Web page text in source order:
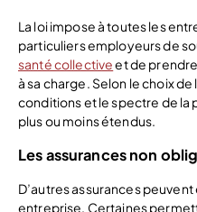
La loi impose à toutes les
particuliers employeurs de
santé collectiveet de
à sa charge. Selon le choix
conditions et le spectre de la
plus ou moins étendus.
Les assurances non
D’autres assurances
entreprise. Certaines